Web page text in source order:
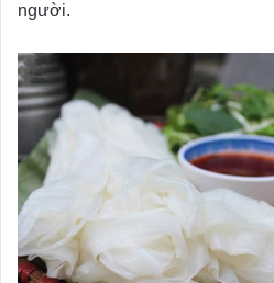
người.